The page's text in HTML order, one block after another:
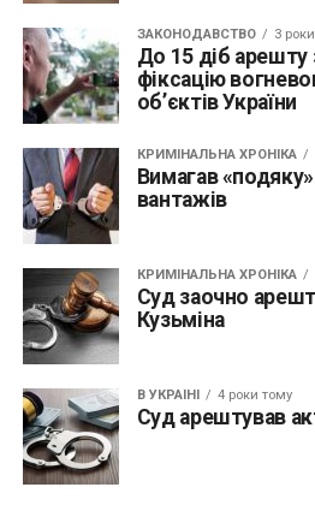
ЗАКОНОДАВСТВО 3
До 15 діб арешту
фіксацію
об’єктів України
КРИМІНАЛЬНА ХРОНІКА
Вимагав
вантажів
КРИМІНАЛЬНА ХРОНІКА
Суд заочно
Кузьміна
В УКРАЇНІ 4 роки тому
Суд арештував